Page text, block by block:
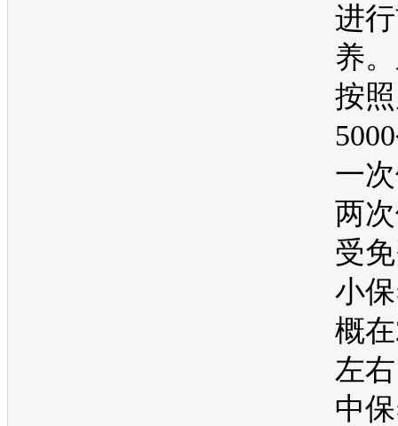
进
养
按
一
两
受
小
概
左
中